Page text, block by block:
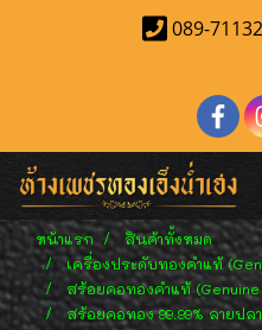
089-
หน้าแรก
สินค้าทั้งหมด
เครื่องประดับทองคำแท้
สร้อยคอทองคำแท้
สร้อยคอทอง 99.99% ลายปล